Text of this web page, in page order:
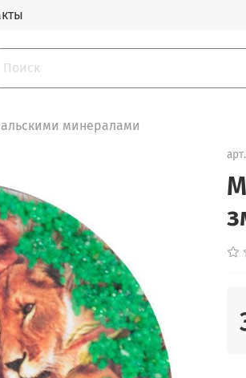
минералами
арт.